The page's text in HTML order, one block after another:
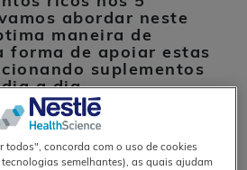
abordar neste
maneira de
forma de apoiar estas
suplementos
dia a dia.
podem ajudá-lo a
tanto por dentro
todos", concorda com o uso de cookies
semelhantes), as quais ajudam